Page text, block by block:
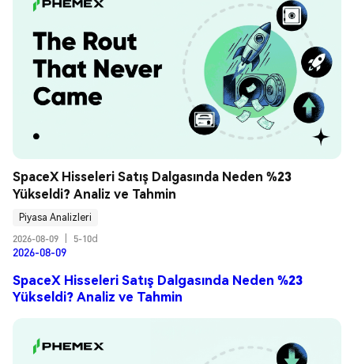
SpaceX Hisseleri Satış Dalgasında Neden %23
Yükseldi? Analiz ve Tahmin
Piyasa Analizleri
2026-08-09
5-10d
2026-08-09
SpaceX Hisseleri Satış Dalgasında Neden %23
Yükseldi? Analiz ve Tahmin